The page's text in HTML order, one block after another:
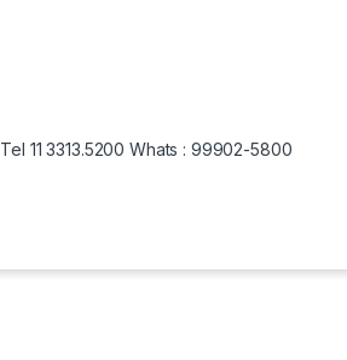
Tel 11 3313.5200 Whats : 99902-5800